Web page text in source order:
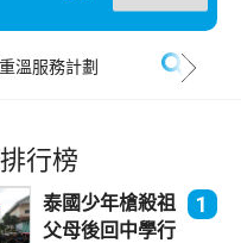
溫服務計劃
行榜
泰國少年槍殺祖
父母後回中學行
1